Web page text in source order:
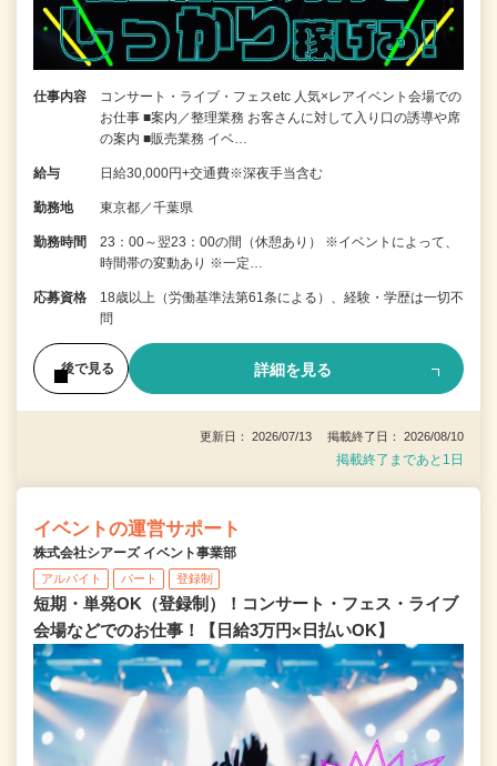
仕事内容
コンサート・ライブ・フェスetc 人気×レアイベント会場での
お仕事 ■案内／整理業務 お客さんに対して入り口の誘導や席
の案内 ■販売業務 イベ…
給与 日給30,000円+交通費※深夜手当含む
勤務地 東京都／千葉県
勤務時間
23：00～翌23：00の間（休憩あり） ※イベントによって、
時間帯の変動あり ※一定…
応募資格
18歳以上（労働基準法第61条による）、経験・学歴は一切不
問
後で見る 詳細を見る
更新日： 2026/07/13 掲載終了日： 2026/08/10
掲載終了まであと1日
イベントの運営サポート
株式会社シアーズ イベント事業部
アルバイト パート 登録制
短期・単発OK（登録制）！コンサート・フェス・ライブ
会場などでのお仕事！【日給3万円×日払いOK】